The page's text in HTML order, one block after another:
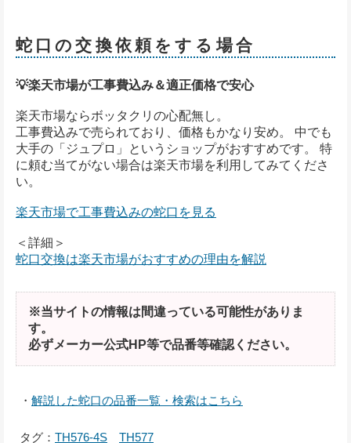
蛇口の交換依頼をする場合
💡楽天市場が工事費込み＆適正価格で安心
楽天市場ならボッタクリの心配無し。
工事費込みで売られており、価格もかなり安め。 中でも
大手の「ジュプロ」というショップがおすすめです。 特
に頼む当てがない場合は楽天市場を利用してみてくださ
い。
楽天市場で工事費込みの蛇口を見る
＜詳細＞
蛇口交換は楽天市場がおすすめの理由を解説
※当サイトの情報は間違っている可能性がありま
す。
必ずメーカー公式HP等で品番等確認ください。
・ 解説した蛇口の品番一覧・検索はこちら
タグ： TH576-4S TH577